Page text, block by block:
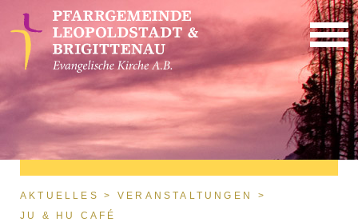
Direkt zum Inhalt
Sie sind hier
AKTUELLES
VERANSTALTUNGEN
JU & HU CAFÉ